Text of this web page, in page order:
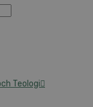
Teologi